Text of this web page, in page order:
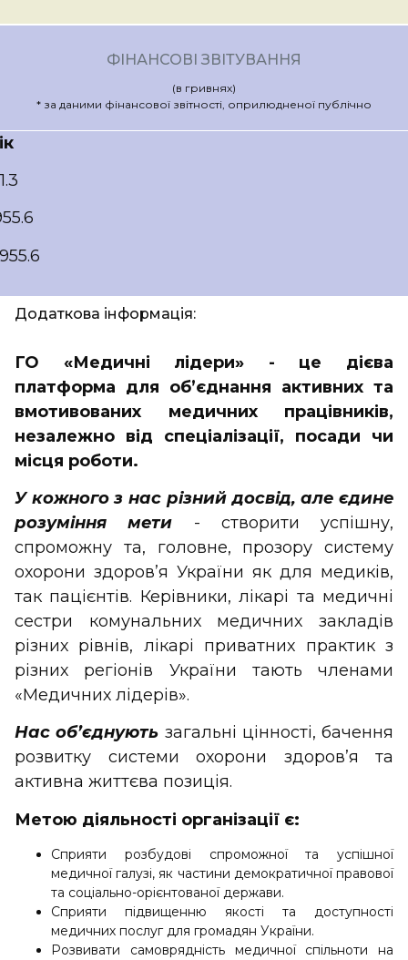
ФІНАНСОВІ ЗВІТУВАННЯ
(в гривнях)
* за даними фінансової звітності, оприлюдненої публічно
Додаткова інформація:
ГО «Медичні лідери» - це дієва
платформа для об’єднання активних та
вмотивованих медичних працівників,
незалежно від спеціалізації, посади чи
місця роботи.
У кожного з нас різний досвід, але єдине
розуміння мети - створити успішну,
спроможну та, головне, прозору систему
охорони здоров’я України як для медиків,
так пацієнтів. Керівники, лікарі та медичні
сестри комунальних медичних закладів
різних рівнів, лікарі приватних практик з
різних регіонів України тають членами
«Медичних лідерів».
Нас об’єднують загальні цінності, бачення
розвитку системи охорони здоров’я та
активна життєва позиція.
Метою діяльності організації є:
Сприяти розбудові спроможної та успішної
медичної галузі, як частини демократичної правової
та соціально-орієнтованої держави.
Сприяти підвищенню якості та доступності
медичних послуг для громадян України.
Розвивати самоврядність медичної спільноти на